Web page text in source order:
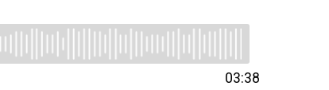
03:38